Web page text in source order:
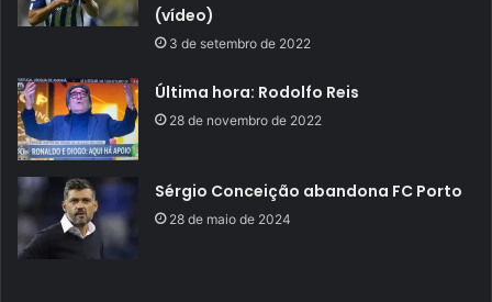
(vídeo)
3 de setembro de 2022
Última hora: Rodolfo Reis
28 de novembro de 2022
Sérgio Conceição abandona FC Porto
28 de maio de 2024